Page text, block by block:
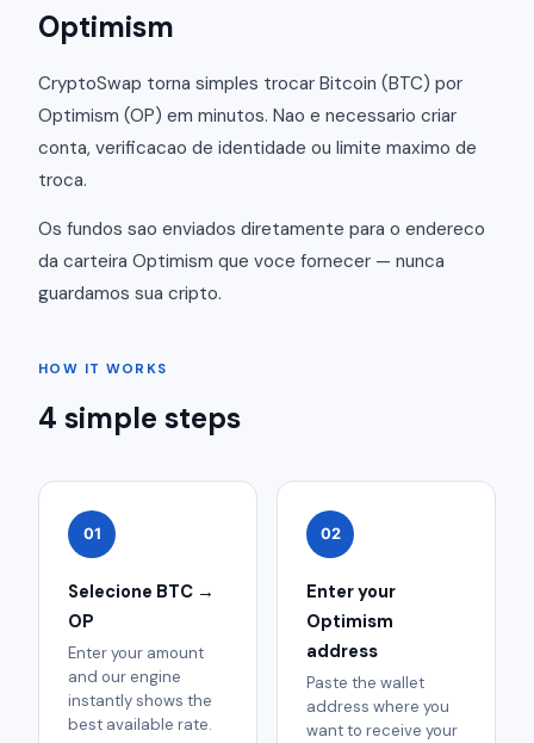
Optimism
CryptoSwap torna simples trocar Bitcoin (BTC) por
Optimism (OP) em minutos. Nao e necessario criar
conta, verificacao de identidade ou limite maximo de
troca.
Os fundos sao enviados diretamente para o endereco
da carteira Optimism que voce fornecer — nunca
guardamos sua cripto.
HOW IT WORKS
4 simple steps
01
Selecione BTC →
OP
Enter your amount
and our engine
instantly shows the
best available rate.
02
Enter your
Optimism
address
Paste the wallet
address where you
want to receive your